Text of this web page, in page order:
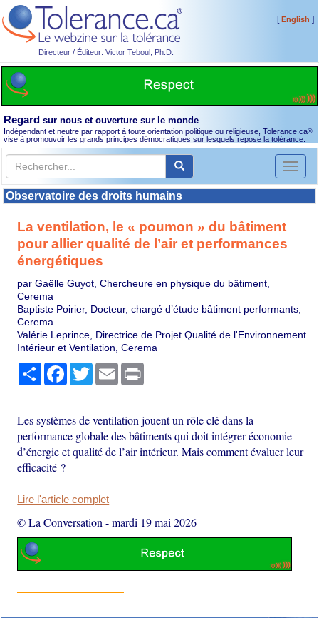
Directeur / Éditeur: Victor Teboul, Ph.D.
[English ]
Regard sur nous et ouverture sur le monde
Indépendant et neutre par rapport à toute orientation politique ou religieuse, Tolerance.ca®
vise à promouvoir les grands principes démocratiques sur lesquels repose la tolérance.
Toggle
Observatoire des droits humains
La ventilation, le « poumon » du bâtiment
pour allier qualité de l’air et performances
énergétiques
par Gaëlle Guyot, Chercheure en physique du bâtiment,
Cerema
Baptiste Poirier, Docteur, chargé d’étude bâtiment performants,
Cerema
Valérie Leprince, Directrice de Projet Qualité de l'Environnement
Intérieur et Ventilation, Cerema
PartagerFacebook
TwitterEmail
Les systèmes de ventilation jouent un rôle clé dans la
performance globale des bâtiments qui doit intégrer économie
d’énergie et qualité de l’air intérieur. Mais comment évaluer leur
efficacité ?
Lire l'article complet
© La Conversation -mardi 19 mai 2026